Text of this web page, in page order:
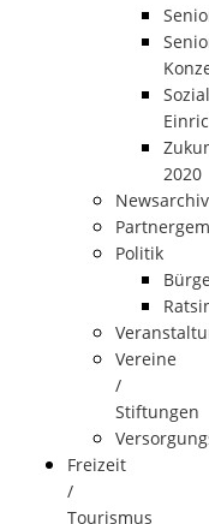
2020
Newsarchiv
Politik
Vereine
/
Stiftungen
Freizeit
/
Tourismus